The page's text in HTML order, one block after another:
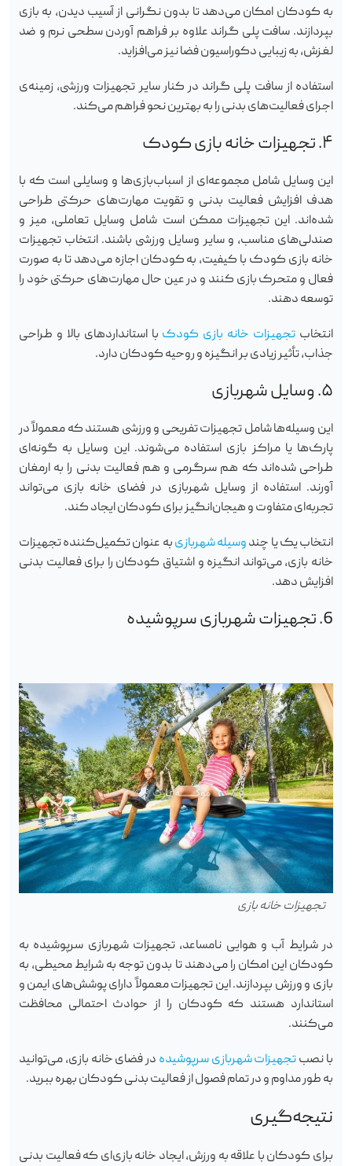
به کودکان امکان می‌دهد تا بدون نگرانی از آسیب دیدن، به بازی
بپردازند. سافت پلی گراند علاوه بر فراهم آوردن سطحی نرم و ضد
لغزش، به زیبایی دکوراسیون فضا نیز می‌افزاید.
استفاده از سافت پلی گراند در کنار سایر تجهیزات ورزشی، زمینه‌ی
اجرای فعالیت‌های بدنی را به بهترین نحو فراهم می‌کند.
۴. تجهیزات خانه بازی کودک
این وسایل شامل مجموعه‌ای از اسباب‌بازی‌ها و وسایلی است که با
هدف افزایش فعالیت بدنی و تقویت مهارت‌های حرکتی طراحی
شده‌اند. این تجهیزات ممکن است شامل وسایل تعاملی، میز و
صندلی‌های مناسب، و سایر وسایل ورزشی باشند. انتخاب تجهیزات
خانه بازی کودک با کیفیت، به کودکان اجازه می‌دهد تا به صورت
فعال و متحرک بازی کنند و در عین حال مهارت‌های حرکتی خود را
توسعه دهند.
انتخاب تجهیزات خانه بازی کودک با استانداردهای بالا و طراحی
جذاب، تأثیر زیادی بر انگیزه و روحیه کودکان دارد.
۵. وسایل شهربازی
این وسیله‌ها شامل تجهیزات تفریحی و ورزشی هستند که معمولاً در
پارک‌ها یا مراکز بازی استفاده می‌شوند. این وسایل به گونه‌ای
طراحی شده‌اند که هم سرگرمی و هم فعالیت بدنی را به ارمغان
آورند. استفاده از وسایل شهربازی در فضای خانه بازی می‌تواند
تجربه‌ای متفاوت و هیجان‌انگیز برای کودکان ایجاد کند.
انتخاب یک یا چندوسیله شهربازیبه عنوان تکمیل‌کننده تجهیزات
خانه بازی، می‌تواند انگیزه و اشتیاق کودکان را برای فعالیت بدنی
افزایش دهد.
6. تجهیزات شهربازی سرپوشیده
تجهیزات خانه بازی
در شرایط آب و هوایی نامساعد، تجهیزات شهربازی سرپوشیده به
کودکان این امکان را می‌دهند تا بدون توجه به شرایط محیطی، به
بازی و ورزش بپردازند. این تجهیزات معمولاً دارای پوشش‌های ایمن و
استاندارد هستند که کودکان را از حوادث احتمالی محافظت
می‌کنند.
با نصبتجهیزات شهربازی سرپوشیده در فضای خانه بازی، می‌توانید
به طور مداوم و در تمام فصول از فعالیت بدنی کودکان بهره ببرید.
نتیجه‌گیری
برای کودکان با علاقه به ورزش، ایجاد خانه بازی‌ای که فعالیت بدنی